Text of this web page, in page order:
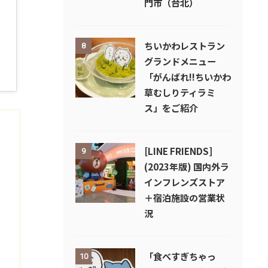
8
ちいかわレストラン
グランドメニュー
「がんばれ!!ちいかわ
草むしりティラミ
ス」をご紹介
9
[LINE FRIENDS]
(2023年版) 国内外ラ
インフレンズストア
＋宿泊施設の営業状
況
10
「食べすぎちゃっ